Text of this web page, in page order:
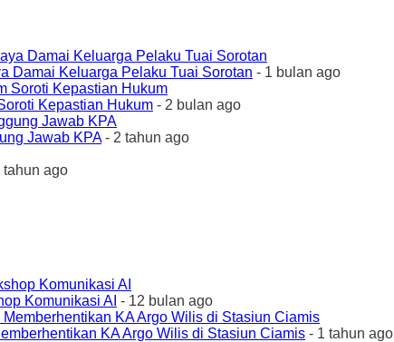
Damai Keluarga Pelaku Tuai Sorotan - 1 bulan ago
Kepastian Hukum - 2 bulan ago
Jawab KPA- 2 tahun ago
tahun ago
Komunikasi AI - 12 bulan ago
KA Argo Wilis di Stasiun Ciamis - 1 tahun ago